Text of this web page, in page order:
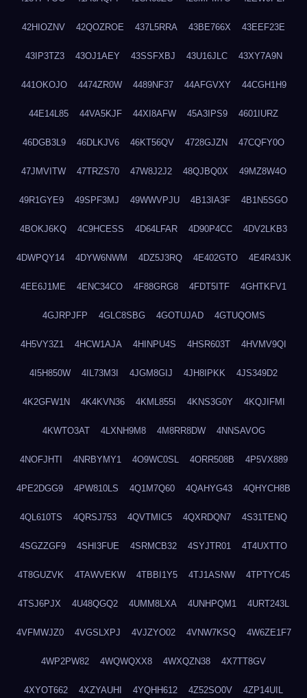
42HIOZNV 42QOZROE 437L5RRA 43BE766X 43EEF23E
43IP3TZ3 43OJ1AEY 43SSFXBJ 43U16JLC 43XY7A9N
441OKOJO 4474ZR0W 4489NF37 44AFGVXY 44CGH1H9
44E14L85 44VA5KJF 44XI8AFW 45A3IPS9 4601IURZ
46DGB3L9 46DLKJV6 46KT56QV 4728GJZN 47CQFY0O
47JMVITW 47TRZS70 47W8J2J2 48QJBQ0X 49MZ8W4O
49R1GYE9 49SPF3MJ 49WWVPJU 4B13IA3F 4B1N5SGO
4BOKJ6KQ 4C9HCESS 4D64LFAR 4D90P4CC 4DV2LKB3
4DWPQY14 4DYW6NWM 4DZ5J3RQ 4E402GTO 4E4R43JK
4EE6J1ME 4ENC34CO 4F88GRG8 4FDT5ITF 4GHTKFV1
4GJRPJFP 4GLC8SBG 4GOTUJAD 4GTUQOMS
4H5VY3Z1 4HCW1AJA 4HINPU4S 4HSR603T 4HVMV9QI
4I5H850W 4IL73M3I 4JGM8GIJ 4JH8IPKK 4JS349D2
4K2GFW1N 4K4KVN36 4KML855I 4KNS3G0Y 4KQJIFMI
4KWTO3AT 4LXNH9M8 4M8RR8DW 4NNSAVOG
4NOFJHTI 4NRBYMY1 4O9WC0SL 4ORR508B 4P5VX889
4PE2DGG9 4PW810LS 4Q1M7Q60 4QAHYG43 4QHYCH8B
4QL610TS 4QRSJ753 4QVTMIC5 4QXRDQN7 4S31TENQ
4SGZZGF9 4SHI3FUE 4SRMCB32 4SYJTR01 4T4UXTTO
4T8GUZVK 4TAWVEKW 4TBBI1Y5 4TJ1ASNW 4TPTYC45
4TSJ6PJX 4U48QGQ2 4UMM8LXA 4UNHPQM1 4URT243L
4VFMWJZ0 4VGSLXPJ 4VJZYO02 4VNW7KSQ 4W6ZE1F7
4WP2PW82 4WQWQXX8 4WXQZN38 4X7TT8GV
4XYOT662 4XZYAUHI 4YQHH612 4Z52SO0V 4ZP14UIL